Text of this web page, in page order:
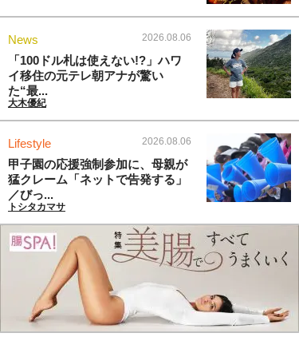
News 2026.08.06
「100ドル札は使えない!?」ハワ
イ移住の元テレ朝アナが驚い
た“最...
大木優紀
Lifestyle 2026.08.06
甲子園の応援強制参加に、母親が
猛クレーム「ネットで告発する」
／びっ...
トシタカマサ